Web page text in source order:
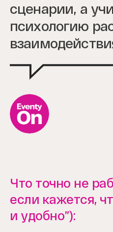
сценарии, а
психологию
Что точно не
если кажется,
и удобно”):